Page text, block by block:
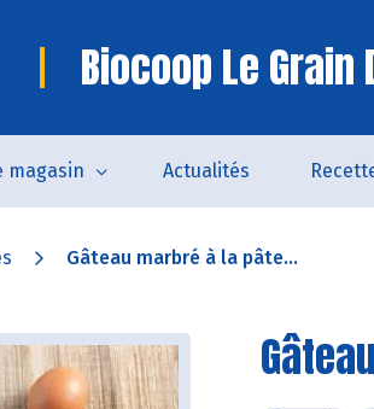
Biocoop Le Grain
magasin Actualités
Gâteau marbré à la pâte...